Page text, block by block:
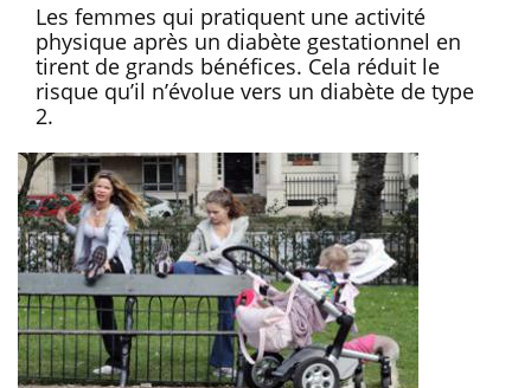
Les femmes qui pratiquent une activité
physique après un diabète gestationnel en
tirent de grands bénéfices. Cela réduit le
risque qu’il n’évolue vers un diabète de type
2.